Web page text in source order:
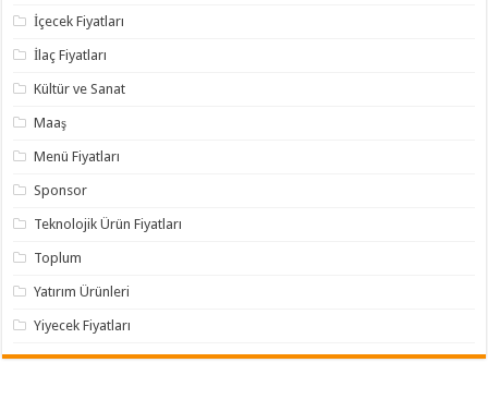
İçecek Fiyatları
İlaç Fiyatları
Kültür ve Sanat
Maaş
Menü Fiyatları
Sponsor
Teknolojik Ürün Fiyatları
Toplum
Yatırım Ürünleri
Yiyecek Fiyatları